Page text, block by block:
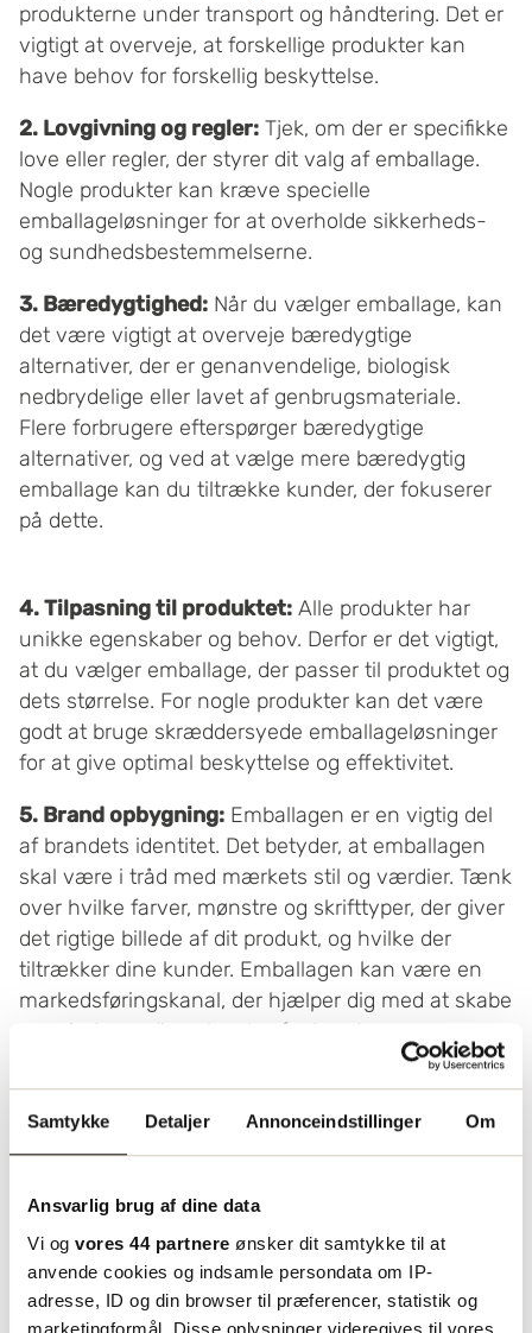
Samtykke Detaljer Annonceindstillinger Om
Ansvarlig brug af dine data
Vi og vores 44 partnere ønsker dit samtykke til at
anvende cookies og indsamle persondata om IP-
adresse, ID og din browser til præferencer, statistik og
marketingformål. Disse oplysninger videregives til vores
produkterne under transport og håndtering. Det er
vigtigt at overveje, at forskellige produkter kan
have behov for forskellig beskyttelse.
2. Lovgivning og regler: Tjek, om der er specifikke
love eller regler, der styrer dit valg af emballage.
Nogle produkter kan kræve specielle
emballageløsninger for at overholde sikkerheds-
og sundhedsbestemmelserne.
3. Bæredygtighed: Når du vælger emballage, kan
det være vigtigt at overveje bæredygtige
alternativer, der er genanvendelige, biologisk
nedbrydelige eller lavet af genbrugsmateriale.
Flere forbrugere efterspørger bæredygtige
alternativer, og ved at vælge mere bæredygtig
emballage kan du tiltrække kunder, der fokuserer
på dette.
4. Tilpasning til produktet: Alle produkter har
unikke egenskaber og behov. Derfor er det vigtigt,
at du vælger emballage, der passer til produktet og
dets størrelse. For nogle produkter kan det være
godt at bruge skræddersyede emballageløsninger
for at give optimal beskyttelse og effektivitet.
5. Brand opbygning: Emballagen er en vigtig del
af brandets identitet. Det betyder, at emballagen
skal være i tråd med mærkets stil og værdier. Tænk
over hvilke farver, mønstre og skrifttyper, der giver
det rigtige billede af dit produkt, og hvilke der
tiltrækker dine kunder. Emballagen kan være en
markedsføringskanal, der hjælper dig med at skabe
en mindeværdig oplevelse for kunden.